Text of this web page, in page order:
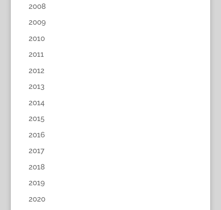
2008
2009
2010
2011
2012
2013
2014
2015
2016
2017
2018
2019
2020